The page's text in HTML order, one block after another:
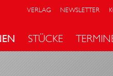
VERLAG NEWSLETTER
STÜCKE